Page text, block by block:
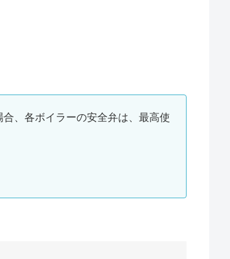
、各ボイラーの安全弁は、最高使